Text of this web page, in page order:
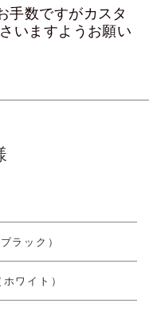
手数ですがカスタ
いますようお願い
ラック）
ワイト）